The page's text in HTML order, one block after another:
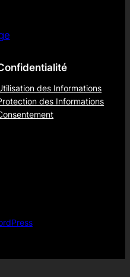
des Informations
des Informations